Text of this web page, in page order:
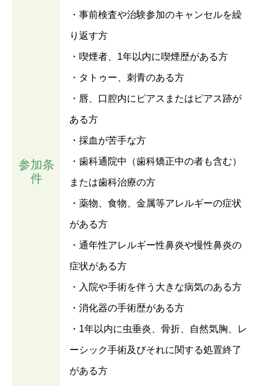
参加条
件
・事前検査や治験参加のキャンセルを繰
り返す方
・喫煙者、1年以内に喫煙歴がある方
・タトゥー、刺青のある方
・唇、口腔内にピアスまたはピアス跡が
ある方
・採血が苦手な方
・歯科通院中（歯科矯正中の者も含む）
または歯科治療の方
・薬物、食物、金属等アレルギーの症状
がある方
・通年性アレルギー性鼻炎や慢性鼻炎の
症状がある方
・入院や手術を伴う大きな病気のある方
・消化器の手術歴がある方
・1年以内に虫垂炎、骨折、自然気胸、レ
ーシック手術及びそれに関する処置終了
がある方